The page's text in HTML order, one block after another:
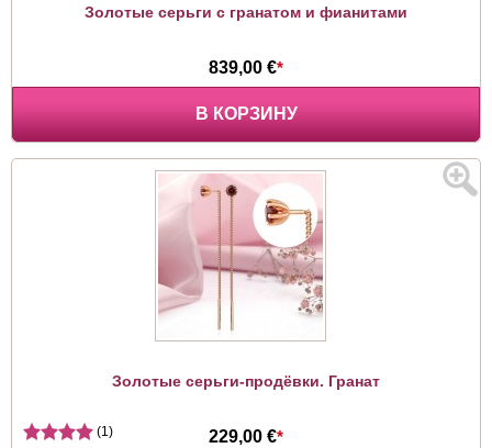
Золотые серьги с гранатом и фианитами
839,00 €*
В КОРЗИНУ
Золотые серьги-продёвки. Гранат
229,00 €*
(1)